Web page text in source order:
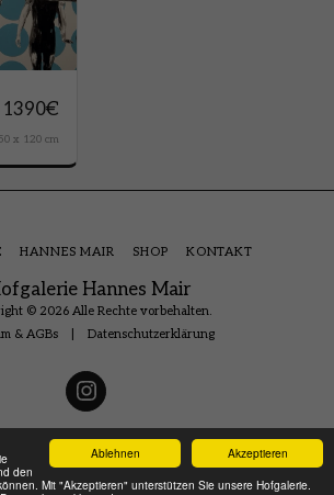
Akzeptieren
Ablehnen
den
Mit "Akzeptieren" unterstützen Sie unsere Hofgalerie.
1390€
x 120 cm
Hannes Mair
© 2026 Alle Rechte vorbehalten.
& AGBs| Datenschutzerklärung
HANNES MAIR SHOP KONTAKT